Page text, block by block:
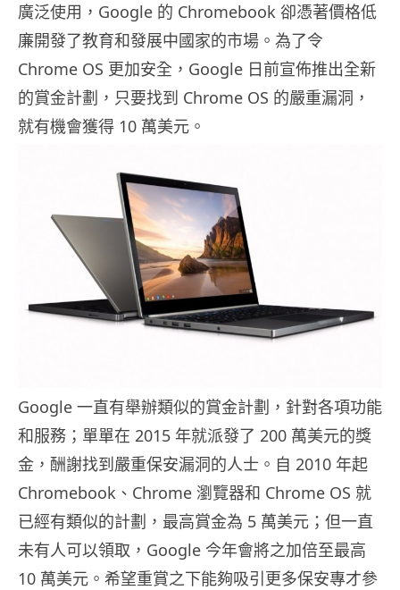
廣泛使用，Google 的 Chromebook 卻憑著價格低
廉開發了教育和發展中國家的市場。為了令
Chrome OS 更加安全，Google 日前宣佈推出全新
的賞金計劃，只要找到 Chrome OS 的嚴重漏洞，
就有機會獲得 10 萬美元。
Google 一直有舉辦類似的賞金計劃，針對各項功能
和服務；單單在 2015 年就派發了 200 萬美元的獎
金，酬謝找到嚴重保安漏洞的人士。自 2010 年起
Chromebook、Chrome 瀏覽器和 Chrome OS 就
已經有類似的計劃，最高賞金為 5 萬美元；但一直
未有人可以領取，Google 今年會將之加倍至最高
10 萬美元。希望重賞之下能夠吸引更多保安專才參